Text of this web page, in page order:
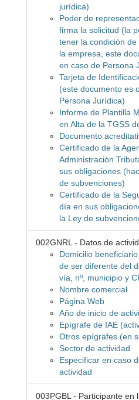
jurídica)
Poder de
firma la solicitud (la
tener la condición
la empresa, este
en caso de Persona
Tarjeta de
(este documento es
Persona Jurídica)
Informe de Plantilla
en Alta de la TGSS
Documento
Certificado de la
Administración
sus obligaciones
de subvenciones)
Certificado de la
día en sus
la Ley de
002GNRL - Datos de
Domicilio
de ser diferente del
vía, nº, municipio y
Nombre comercial
Página Web
Año de inicio de
Epígrafe de IAE
Otros epígrafes (en
Sector de actividad
Especificar en caso
actividad
003PGBL - Participante en